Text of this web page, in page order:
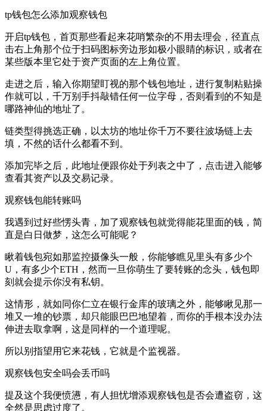
tp钱包怎么添加观察钱包
开启tp钱包，首页那些看起来花哨繁杂的不用去理会，径直点
击右上角那个位于扫码图标旁边形如极小眼睛的标识，或者在
某些版本里它处于资产页面的左上角位置。
走进之后，输入你期望盯视的那个钱包地址，进行复制粘贴操
作就可以，千万别手抖敲错任何一位字母，否则看到的不知是
哪路神仙的地址了。
链类型得挑选正确，以太坊的地址你千万不要往波场链上去
填，不然的话什么都看不到。
添加完毕之后，此地址便跟你处于列表之中了，点击进入能够
查看其资产以及交易记录。
观察钱包能转账吗
我遇到过好些愣头青，加了观察钱包就觉得能花里面的钱，简
直是白日做梦，这怎么可能呢？
瞅着钱包宛如那监控摄像头一般，你能够瞧见里头有多少个
U，有多少个ETH，然而一旦你萌生了要转账的念头，钱包即
刻就会提示你没有私钥。
这情形，就如同你仁立在银行金库的玻璃之外，能够瞅见那一
堆又一堆的钞票，却只能眼巴巴地望着，而你的手根本没办法
伸进去取拿啊，这是同样的一个道理呢。
所以别指望用它来花钱，它就是个监视器。
观察钱包安全吗会丢币吗
提及这个我便愤懑，有人担忧增添观察钱包是否会遭盗窃，这
全然是思虑过度了。